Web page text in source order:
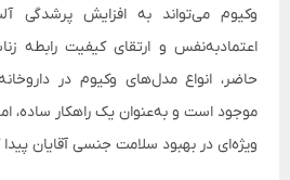
وکیوم می‌تواند به افزایش پرشدگی
اعتمادبه‌نفس و ارتقای کیفیت رابطه
حاضر، انواع مدل‌های وکیوم در
موجود است و به‌عنوان یک راهکار ساده،
ویژه‌ای در بهبود سلامت جنسی آقایان